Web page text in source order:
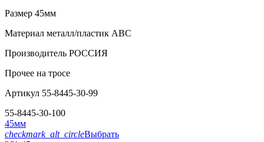
Размер 45мм
Материал металл/пластик АВС
Производитель РОССИЯ
Прочее на тросе
Артикул 55-8445-30-99
55-8445-30-100
45мм
checkmark_alt_circleВыбрать